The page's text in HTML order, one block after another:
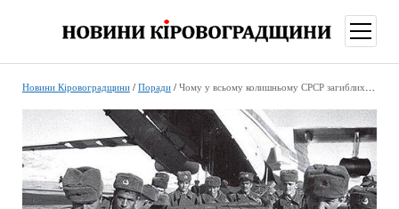
меню
Новини Кіровоградщини/ Поради/ Чому у всьому колишньому СРСР загиблих солдатів називають «Груз 200»